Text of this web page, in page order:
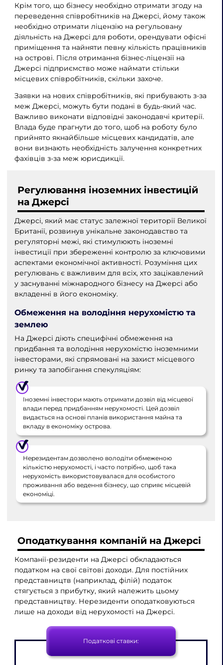
Крім того, що бізнесу необхідно отримати згоду на
переведення співробітників на Джерсі, йому також
необхідно отримати ліцензію на регульовану
діяльність на Джерсі для роботи, орендувати офісні
приміщення та найняти певну кількість працівників
на острові. Після отримання бізнес-ліцензії на
Джерсі підприємство може наймати стільки
місцевих співробітників, скільки захоче.
Заявки на нових співробітників, які прибувають з-за
меж Джерсі, можуть бути подані в будь-який час.
Важливо виконати відповідні законодавчі критерії.
Влада буде прагнути до того, щоб на роботу було
прийнято якнайбільше місцевих кандидатів, але
вони визнають необхідність залучення конкретних
фахівців з-за меж юрисдикції.
Регулювання іноземних інвестицій
на Джерсі
Джерсі, який має статус залежної території Великої
Британії, розвинув унікальне законодавство та
регуляторні межі, які стимулюють іноземні
інвестиції при збереженні контролю за ключовими
аспектами економічної активності. Розуміння цих
регулювань є важливим для всіх, хто зацікавлений
у заснуванні міжнародного бізнесу на Джерсі або
вкладенні в його економіку.
Обмеження на володіння нерухомістю та
землею
На Джерсі діють специфічні обмеження на
придбання та володіння нерухомістю іноземними
інвесторами, які спрямовані на захист місцевого
ринку та запобігання спекуляціям:
Іноземні інвестори мають отримати дозвіл від місцевої
влади перед придбанням нерухомості. Цей дозвіл
видається на основі планів використання майна та
вкладу в економіку острова.
Нерезидентам дозволено володіти обмеженою
кількістю нерухомості, і часто потрібно, щоб така
нерухомість використовувалася для особистого
проживання або ведення бізнесу, що сприяє місцевій
економіці.
Оподаткування компаній на Джерсі
Компанії-резиденти на Джерсі обкладаються
податком на свої світові доходи. Для постійних
представництв (наприклад, філій) податок
стягується з прибутку, який належить цьому
представництву. Нерезиденти оподатковуються
лише на доходи від нерухомості на Джерсі.
Податкові ставки: